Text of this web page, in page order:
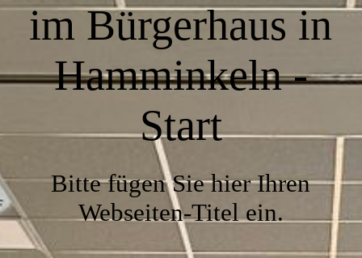
im Bürgerhaus in
Hamminkeln -
Start
Bitte fügen Sie hier Ihren
Webseiten-Titel ein.
Räumlichkeiten
Saal - Bürgerhaus
Service